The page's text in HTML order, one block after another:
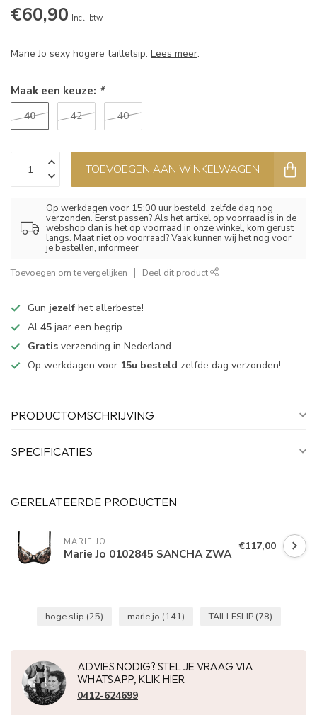
€60,90 Incl. btw
Marie Jo sexy hogere taillelsip. Lees meer.
Maak een keuze: *
40 42 40
TOEVOEGEN AAN WINKELWAGEN
Op werkdagen voor 15:00 uur besteld, zelfde dag nog
verzonden. Eerst passen? Als het artikel op voorraad is in de
webshop dan is het op voorraad in onze winkel, kom gerust
langs. Maat niet op voorraad? Vaak kunnen wij het nog voor
je bestellen, informeer
Toevoegen om te vergelijken Deel dit product
Gun jezelf het allerbeste!
Al 45 jaar een begrip
Gratis verzending in Nederland
Op werkdagen voor 15u besteld zelfde dag verzonden!
PRODUCTOMSCHRIJVING
SPECIFICATIES
GERELATEERDE PRODUCTEN
MARIE JO
Marie Jo 0102845 SANCHA ZWA €117,00
hoge slip (25) marie jo (141) TAILLESLIP (78)
ADVIES NODIG? STEL JE VRAAG VIA
WHATSAPP, KLIK HIER
0412-624699